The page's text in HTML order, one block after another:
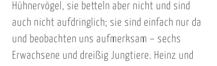
Hühnervögel, sie betteln aber nicht und sind
auch nicht aufdringlich; sie sind einfach nur da
und beobachten uns aufmerksam – sechs
Erwachsene und dreißig Jungtiere. Heinz und